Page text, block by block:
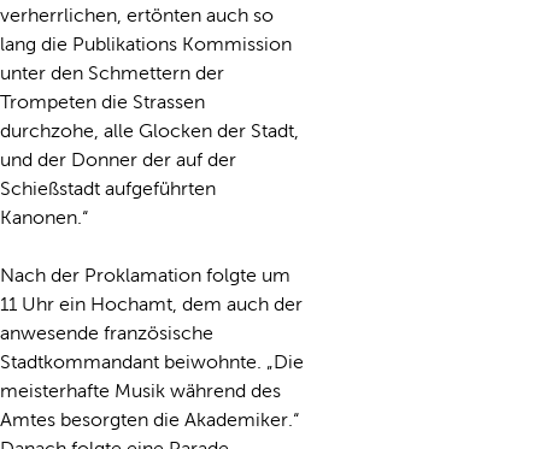
verherrlichen, ertönten auch so
lang die Publikations Kommission
unter den Schmettern der
Trompeten die Strassen
durchzohe, alle Glocken der Stadt,
und der Donner der auf der
Schießstadt aufgeführten
Kanonen.“
Nach der Proklamation folgte um
11 Uhr ein Hochamt, dem auch der
anwesende französische
Stadtkommandant beiwohnte. „Die
meisterhafte Musik während des
Amtes besorgten die Akademiker.“